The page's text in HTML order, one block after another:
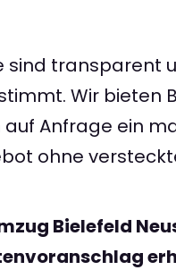
sind transparent
Wir bieten
Anfrage ein
ohne
Bielefeld